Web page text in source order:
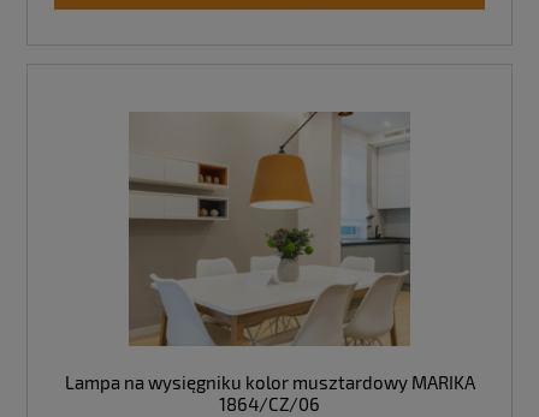
Lampa na wysięgniku kolor musztardowy MARIKA
1864/CZ/06